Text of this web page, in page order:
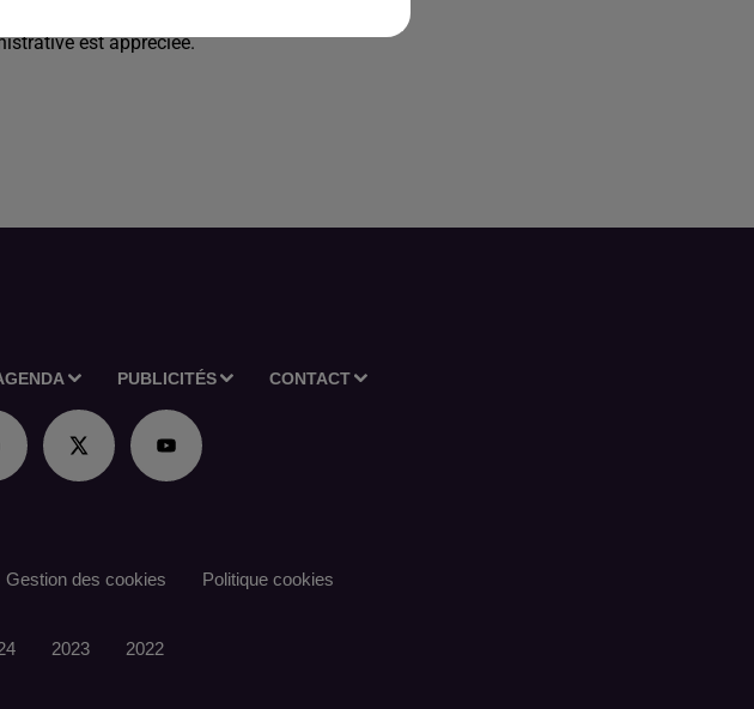
aisance rédactionnelle
est appréciée.
PUBLICITÉS CONTACT
Gestion des cookies Politique cookies
2023 2022